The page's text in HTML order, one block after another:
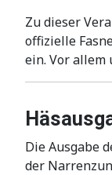
Zu dieser
offizielle
ein. Vor allem
Die Ausgabe
der